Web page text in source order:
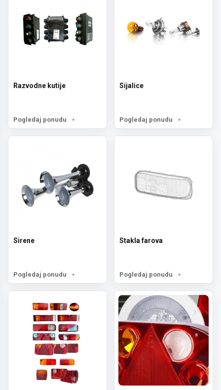
Razvodne kutije
Pogledaj ponudu
Sijalice
Pogledaj ponudu
Sirene
Pogledaj ponudu
Stakla farova
Pogledaj ponudu